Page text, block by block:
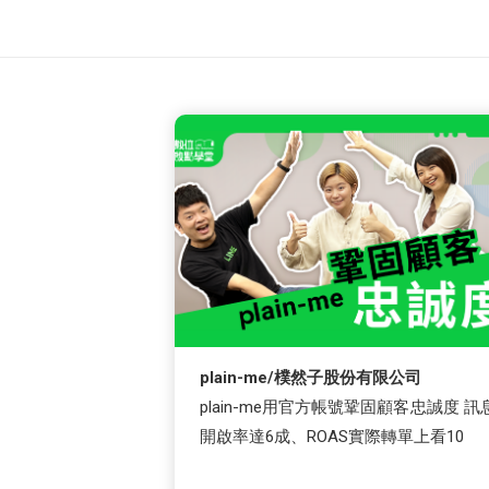
plain-me/樸然子股份有限公司
plain-me用官方帳號鞏固顧客忠誠度 訊
開啟率達6成、ROAS實際轉單上看10